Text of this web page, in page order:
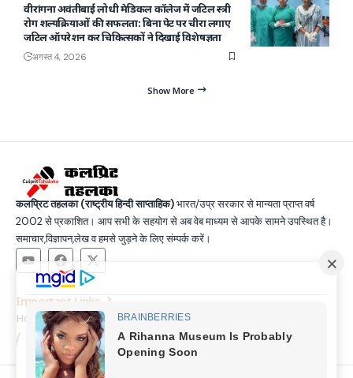
वीरांगना अवंतीबाई लोधी मेडिकल कॉलेज में जटिल स्त्री
रोग शल्यक्रियाओं की सफलता: बिना पेट पर चीरा लगाए
जटिल ऑपरेशन कर चिकित्सकों ने दिखाई विशेषज्ञता
अगस्त 4, 2026
Show More
कलप्रिट तहलका (राष्ट्रीय हिन्दी साप्ताहिक)भारत/उप्र सरकार से मान्यता प्राप्त वर्ष
2002 से प्रकाशित। आप सभी के सहयोग से अब वेब माध्यम से आपके सामने उपस्थित है।
समाचार,विज्ञापन,लेख व हमसे जुड़ने के लिए संम्पर्क करें।
Important Links
Home Latest News Contact
Privacy Policy
Terms and Condition Join Us